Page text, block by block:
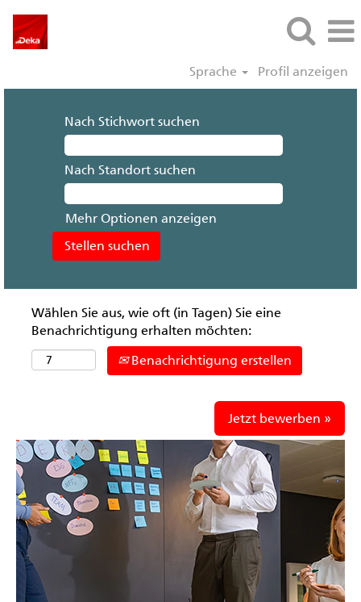
Sprache Profil anzeigen
Nach Stichwort suchen
Nach Standort suchen
Mehr Optionen anzeigen
Wählen Sie aus, wie oft (in Tagen) Sie eine
Benachrichtigung erhalten möchten:
Benachrichtigung erstellen
Jetzt bewerben »